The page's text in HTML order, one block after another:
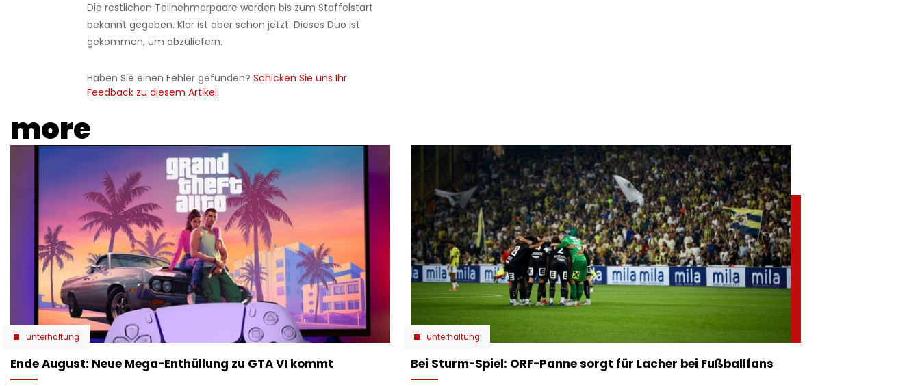
Die restlichen Teilnehmerpaare werden bis zum Staffelstart
bekannt gegeben. Klar ist aber schon jetzt: Dieses Duo ist
gekommen, um abzuliefern.
Haben Sie einen Fehler gefunden?Schicken Sie uns Ihr
Feedback zu diesem Artikel.
more
unterhaltung
Ende August: Neue Mega-Enthüllung zu GTA VI kommt
unterhaltung
Bei Sturm-Spiel: ORF-Panne sorgt für Lacher bei Fußballfans